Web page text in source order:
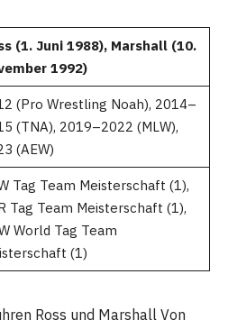
(1. Juni 1988), Marshall (10.
1992)
(Pro Wrestling Noah), 2014–
(TNA), 2019–2022 (MLW),
(AEW)
Tag Team Meisterschaft (1),
Tag Team Meisterschaft (1),
World Tag Team
(1)
Ross und Marshall Von